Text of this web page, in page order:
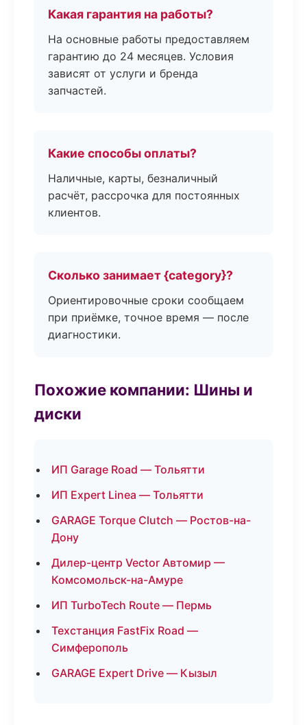
Какая гарантия на работы?
На основные работы предоставляем
гарантию до 24 месяцев. Условия
зависят от услуги и бренда
запчастей.
Какие способы оплаты?
Наличные, карты, безналичный
расчёт, рассрочка для постоянных
клиентов.
Сколько занимает {category}?
Ориентировочные сроки сообщаем
при приёмке, точное время — после
диагностики.
Похожие компании: Шины и
диски
ИП Garage Road — Тольятти
ИП Expert Linea — Тольятти
GARAGE Torque Clutch — Ростов-на-
Дону
Дилер-центр Vector Автомир —
Комсомольск-на-Амуре
ИП TurboTech Route — Пермь
Техстанция FastFix Road —
Симферополь
GARAGE Expert Drive — Кызыл